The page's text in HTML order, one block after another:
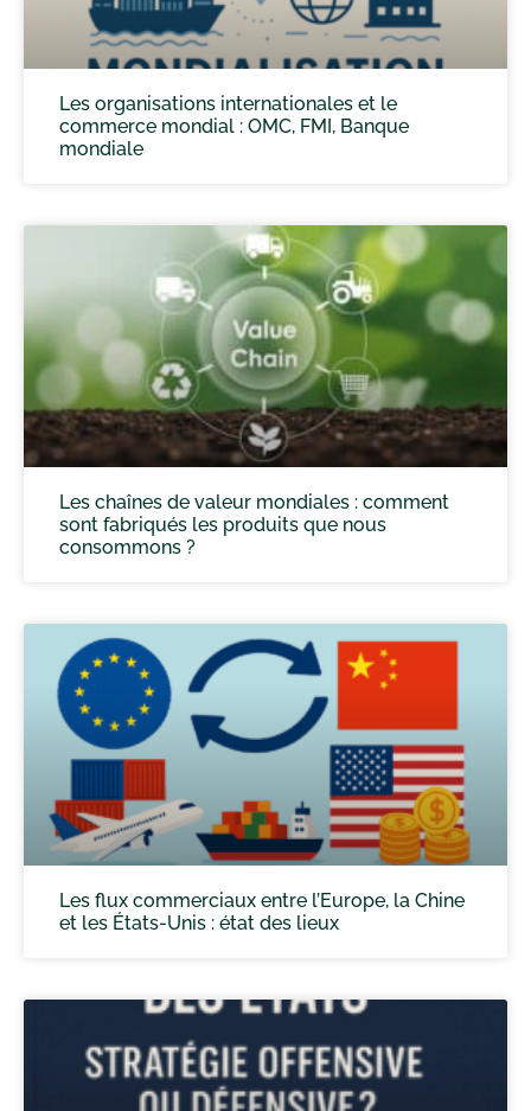
Les organisations internationales et le
commerce mondial : OMC, FMI, Banque
mondiale
Les chaînes de valeur mondiales : comment
sont fabriqués les produits que nous
consommons ?
Les flux commerciaux entre l’Europe, la Chine
et les États-Unis : état des lieux